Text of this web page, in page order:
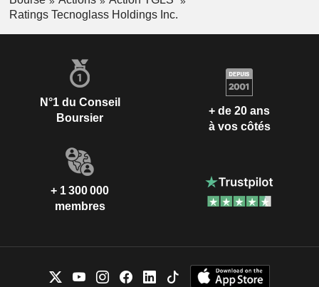
Ratings Tecnoglass Holdings Inc.
N°1 du Conseil
Boursier
+ de 20 ans
à vos côtés
+ 1 300 000
membres